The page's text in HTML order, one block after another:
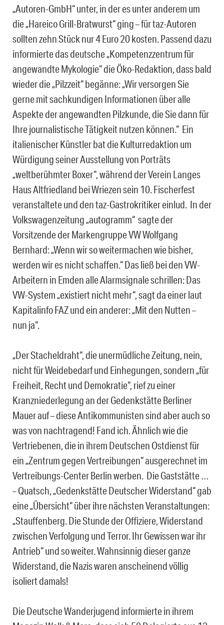
„Autoren-GmbH“ unter, in der es unter anderem um
die „Hareico Grill-Bratwurst“ ging – für taz-Autoren
sollten zehn Stück nur 4 Euro 20 kosten. Passend dazu
informierte das deutsche „Kompetenzzentrum für
angewandte Mykologie“ die Öko-Redaktion, dass bald
wieder die „Pilzzeit“ begänne: „Wir versorgen Sie
gerne mit sachkundigen Informationen über alle
Aspekte der angewandten Pilzkunde, die Sie dann für
Ihre journalistische Tätigkeit nutzen können.“ Ein
italienischer Künstler bat die Kulturredaktion um
Würdigung seiner Ausstellung von Porträts
„weltberühmter Boxer“, während der Verein Langes
Haus Altfriedland bei Wriezen sein 10. Fischerfest
veranstaltete und den taz-Gastrokritiker einlud. In der
Volkswagenzeitung „autogramm“ sagte der
Vorsitzende der Markengruppe VW Wolfgang
Bernhard: „Wenn wir so weitermachen wie bisher,
werden wir es nicht schaffen.“ Das ließ bei den VW-
Arbeitern in Emden alle Alarmsignale schrillen: Das
VW-System „existiert nicht mehr“, sagt da einer laut
Kapitalinfo FAZ und ein anderer: „Mit den Nutten –
nun ja“.
„Der Stacheldraht“, die unermüdliche Zeitung, nein,
nicht für Weidebedarf und Einhegungen, sondern „für
Freiheit, Recht und Demokratie“, rief zu einer
Kranzniederlegung an der Gedenkstätte Berliner
Mauer auf – diese Antikommunisten sind aber auch so
was von nachtragend! Fand ich. Ähnlich wie die
Vertriebenen, die in ihrem Deutschen Ostdienst für
ein „Zentrum gegen Vertreibungen“ ausgerechnet im
Vertreibungs-Center Berlin werben. Die Gaststätte …
– Quatsch, „Gedenkstätte Deutscher Widerstand“ gab
eine „Übersicht“ über ihre nächsten Veranstaltungen:
„Stauffenberg. Die Stunde der Offiziere, Widerstand
zwischen Verfolgung und Terror. Ihr Gewissen war ihr
Antrieb“ und so weiter. Wahnsinnig dieser ganze
Widerstand, die Nazis waren anscheinend völlig
isoliert damals!
Die Deutsche Wanderjugend informierte in ihrem